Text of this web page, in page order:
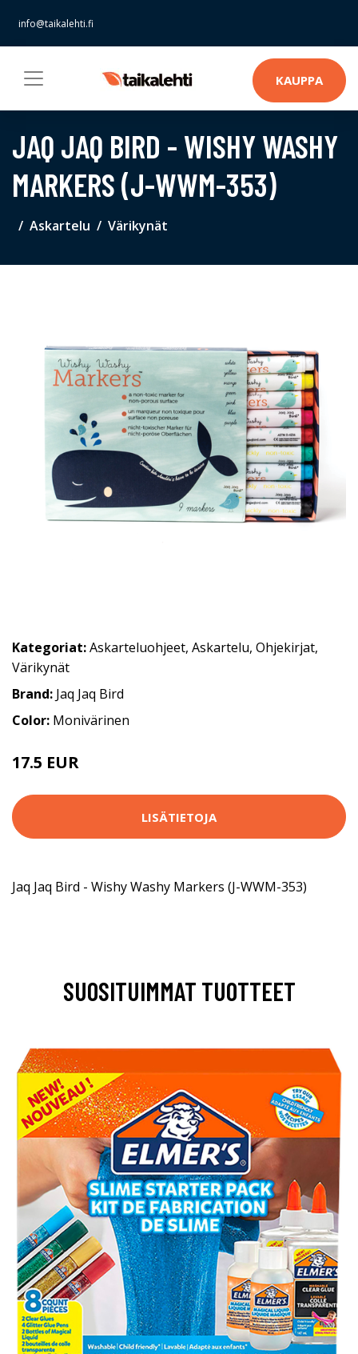
info@taikalehti.fi
KAUPPA
JAQ JAQ BIRD - WISHY WASHY
MARKERS (J-WWM-353)
Askartelu Värikynät
Kategoriat:Askarteluohjeet, Askartelu, Ohjekirjat,
Värikynät
Brand: Jaq Jaq Bird
Color: Monivärinen
17.5 EUR
LISÄTIETOJA
Jaq Jaq Bird - Wishy Washy Markers (J-WWM-353)
SUOSITUIMMAT TUOTTEET